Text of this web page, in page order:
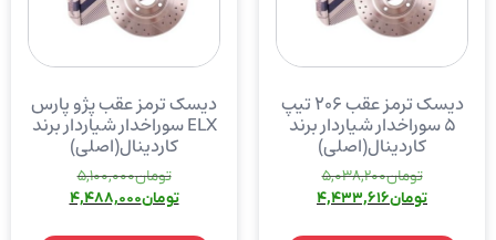
دیسک ترمز عقب ۲۰۶ تیپ
۵ سوراخدار شیاردار برند
کاردینال(اصلی)
تومان5,038,200
تومان4,433,616
دیسک ترمز عقب پژو پارس
ELX سوراخدار شیاردار برند
کاردینال(اصلی)
تومان5,100,000
تومان4,488,000